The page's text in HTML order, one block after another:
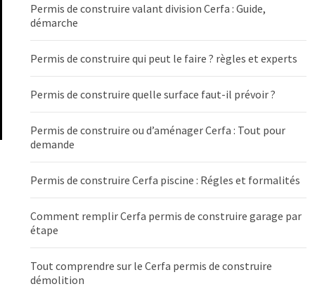
Permis de construire valant division Cerfa : Guide,
démarche
Permis de construire qui peut le faire ? règles et experts
Permis de construire quelle surface faut-il prévoir ?
Permis de construire ou d’aménager Cerfa : Tout pour
demande
Permis de construire Cerfa piscine : Régles et formalités
Comment remplir Cerfa permis de construire garage par
étape
Tout comprendre sur le Cerfa permis de construire
démolition